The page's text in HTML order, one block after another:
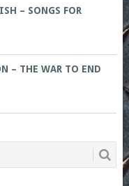
– SONGS FOR
– THE WAR TO END